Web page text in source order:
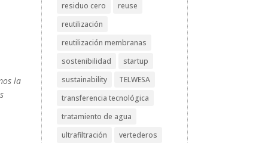
la
residuo cero
reuse
reutilización
reutilización membranas
sostenibilidad
startup
sustainability
TELWESA
transferencia tecnológica
tratamiento de agua
ultrafiltración
vertederos